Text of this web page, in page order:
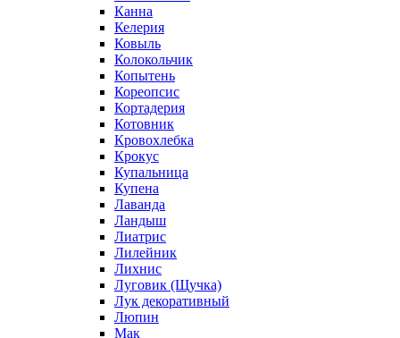
Канна
Келерия
Ковыль
Колокольчик
Копытень
Кореопсис
Кортадерия
Котовник
Кровохлебка
Крокус
Купальница
Купена
Лаванда
Ландыш
Лиатрис
Лилейник
Лихнис
Луговик (Щучка)
Лук декоративный
Люпин
Мак